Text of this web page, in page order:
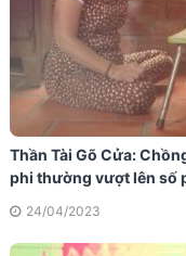
Thần Tài Gõ Cửa:
phi thường vượt lên số
24/04/2023